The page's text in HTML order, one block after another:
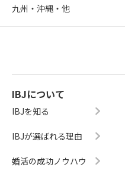
九州・沖縄・他
IBJについて
IBJを知る
IBJが選ばれる理由
婚活の成功ノウハウ